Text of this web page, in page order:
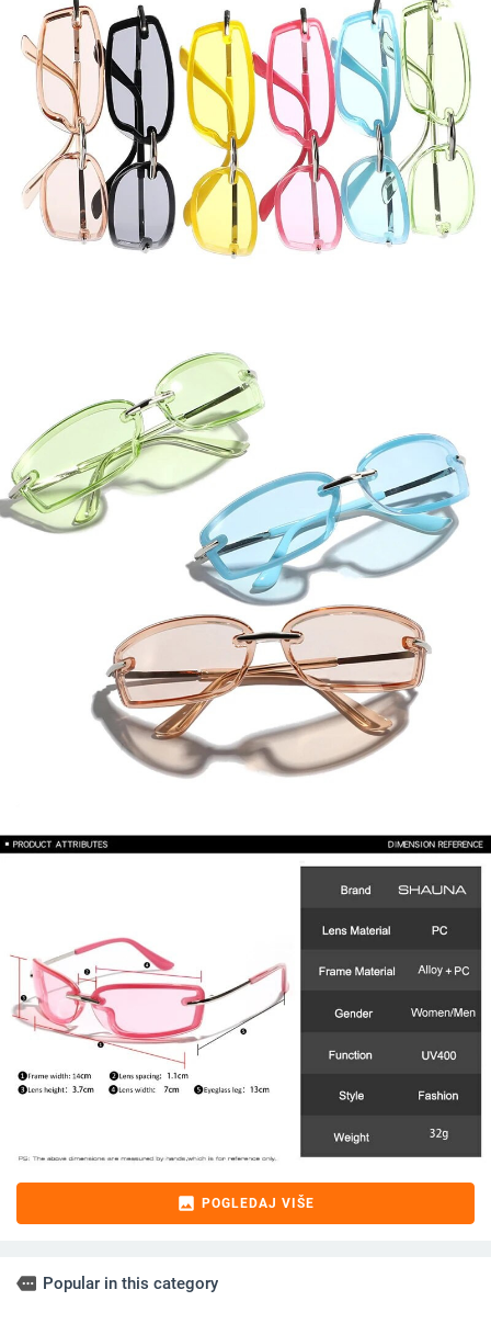
image POGLEDAJ VIŠE
more Popular in this category